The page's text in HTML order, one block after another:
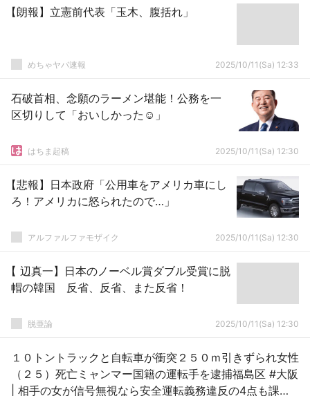
【朗報】立憲前代表「玉木、腹括れ」
めちゃヤバ速報 2025/10/11(Sa) 12:33
石破首相、念願のラーメン堪能！公務を一
区切りして「おいしかった☺」
はちま起稿 2025/10/11(Sa) 12:30
【悲報】日本政府「公用車をアメリカ車にし
ろ！アメリカに怒られたので…」
アルファルファモザイク 2025/10/11(Sa) 12:30
【 辺真一】日本のノーベル賞ダブル受賞に脱
帽の韓国 反省、反省、また反省！
脱亜論 2025/10/11(Sa) 12:30
１０トントラックと自転車が衝突２５０ｍ引きずられ女性
（２５）死亡ミャンマー国籍の運転手を逮捕福島区 #大阪